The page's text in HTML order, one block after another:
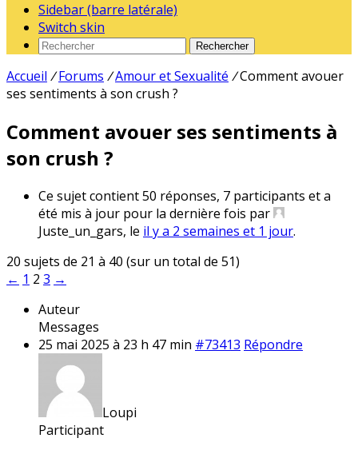
Sidebar (barre latérale)
Switch skin
Rechercher
Accueil / Forums /Amour et Sexualité /Comment avouer
ses sentiments à son crush ?
Comment avouer ses sentiments à
son crush ?
Ce sujet contient 50 réponses, 7 participants et a
été mis à jour pour la dernière fois par
Juste_un_gars, le il y a 2 semaines et 1 jour.
20 sujets de 21 à 40 (sur un total de 51)
← 1 2 3 →
Auteur
Messages
25 mai 2025 à 23 h 47 min #73413 Répondre
Loupi
Participant